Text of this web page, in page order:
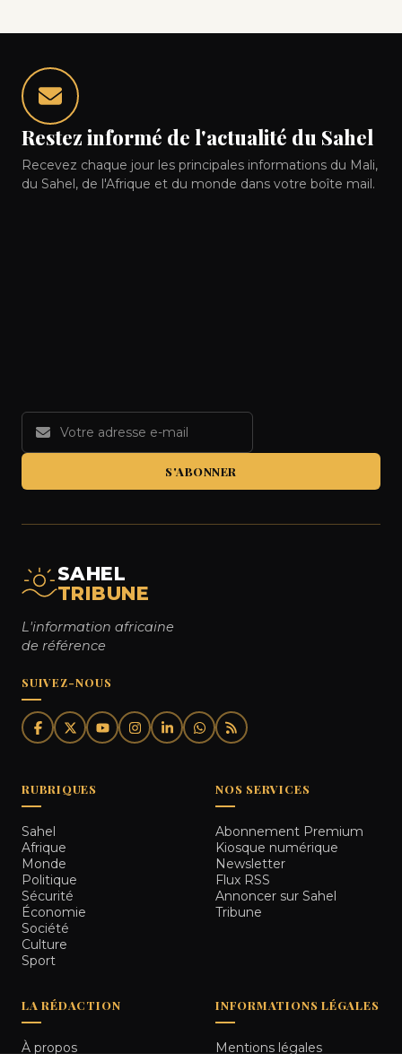
Restez informé de l'actualité du Sahel
Recevez chaque jour les principales informations du Mali,
du Sahel, de l'Afrique et du monde dans votre boîte mail.
S'ABONNER
SAHEL
TRIBUNE
L'information africaine
de référence
SUIVEZ-NOUS
RUBRIQUES
Sahel
Afrique
Monde
Politique
Sécurité
Économie
Société
Culture
Sport
NOS SERVICES
Abonnement Premium
Kiosque numérique
Newsletter
Flux RSS
Annoncer sur Sahel
Tribune
LA RÉDACTION
À propos
INFORMATIONS LÉGALES
Mentions légales